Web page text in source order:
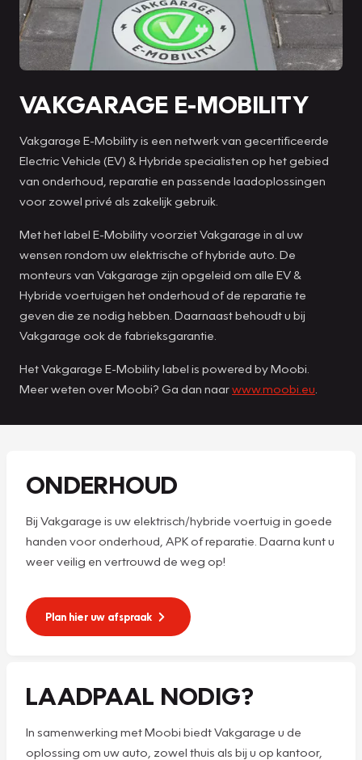
VAKGARAGE E-MOBILITY
Vakgarage E-Mobility is een netwerk van gecertificeerde
Electric Vehicle (EV) & Hybride specialisten op het gebied
van onderhoud, reparatie en passende laadoplossingen
voor zowel privé als zakelijk gebruik.
Met het label E-Mobility voorziet Vakgarage in al uw
wensen rondom uw elektrische of hybride auto. De
monteurs van Vakgarage zijn opgeleid om alle EV &
Hybride voertuigen het onderhoud of de reparatie te
geven die ze nodig hebben. Daarnaast behoudt u bij
Vakgarage ook de fabrieksgarantie.
Het Vakgarage E-Mobility label is powered by Moobi.
Meer weten over Moobi? Ga dan naarwww.moobi.eu
ONDERHOUD
Bij Vakgarage is uw elektrisch/hybride voertuig in goede
handen voor onderhoud, APK of reparatie. Daarna kunt u
weer veilig en vertrouwd de weg op!
Plan hier uw afspraak
LAADPAAL NODIG?
In samenwerking met Moobi biedt Vakgarage u de
oplossing om uw auto, zowel thuis als bij u op kantoor,